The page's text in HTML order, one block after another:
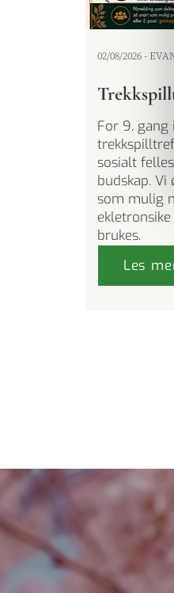
02/08/2026 -
For 9.
sosialt
budskap. Vi
som mulig
brukes.
Les